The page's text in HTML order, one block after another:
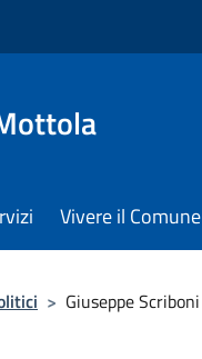
Vivere il Comune
> Giuseppe Scriboni